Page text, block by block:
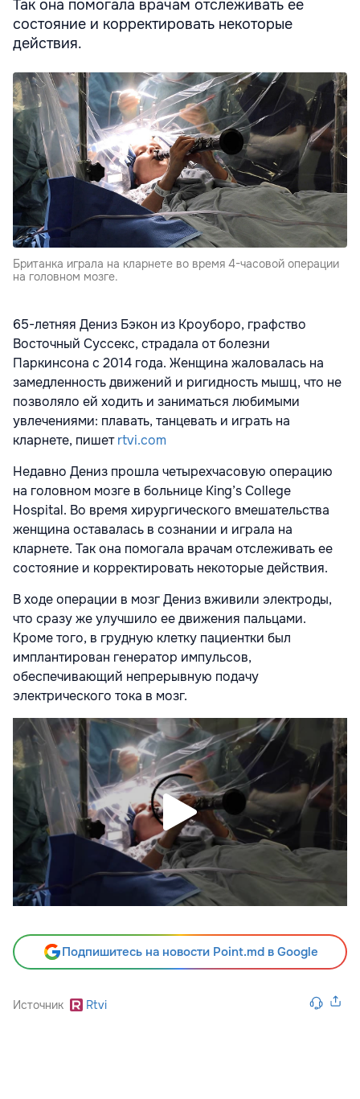
Так она помогала врачам отслеживать ее
состояние и корректировать некоторые
действия.
Британка играла на кларнете во время 4-часовой операции
на головном мозге.
65-летняя Дениз Бэкон из Кроуборо, графство
Восточный Суссекс, страдала от болезни
Паркинсона с 2014 года. Женщина жаловалась на
замедленность движений и ригидность мышц, что не
позволяло ей ходить и заниматься любимыми
увлечениями: плавать, танцевать и играть на
кларнете, пишетrtvi.com
Недавно Дениз прошла четырехчасовую операцию
на головном мозге в больнице King’s College
Hospital. Во время хирургического вмешательства
женщина оставалась в сознании и играла на
кларнете. Так она помогала врачам отслеживать ее
состояние и корректировать некоторые действия.
В ходе операции в мозг Дениз вживили электроды,
что сразу же улучшило ее движения пальцами.
Кроме того, в грудную клетку пациентки был
имплантирован генератор импульсов,
обеспечивающий непрерывную подачу
электрического тока в мозг.
Подпишитесь на новости Point.md в Google
Источник Rtvi